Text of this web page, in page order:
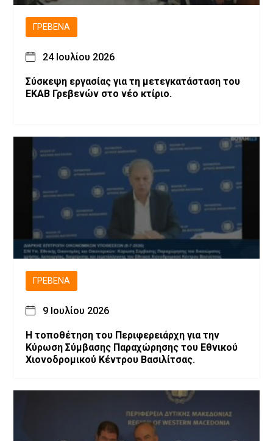
ΓΡΕΒΕΝΆ
24 Ιουλίου 2026
Σύσκεψη εργασίας για τη μετεγκατάσταση του
ΕΚΑΒ Γρεβενών στο νέο κτίριο.
ΓΡΕΒΕΝΆ
9 Ιουλίου 2026
Η τοποθέτηση του Περιφερειάρχη για την
Κύρωση Σύμβασης Παραχώρησης του Εθνικού
Χιονοδρομικού Κέντρου Βασιλίτσας.